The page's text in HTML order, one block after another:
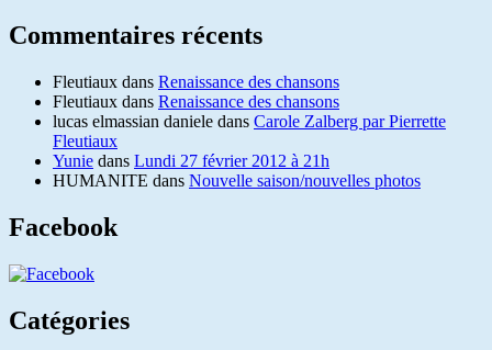
Commentaires récents
Fleutiaux dans Renaissance des chansons
Fleutiaux dans Renaissance des chansons
lucas elmassian daniele dans Carole Zalberg par Pierrette
Fleutiaux
Yunie dans Lundi 27 février 2012 à 21h
HUMANITE dans Nouvelle saison/nouvelles photos
Facebook
Catégories